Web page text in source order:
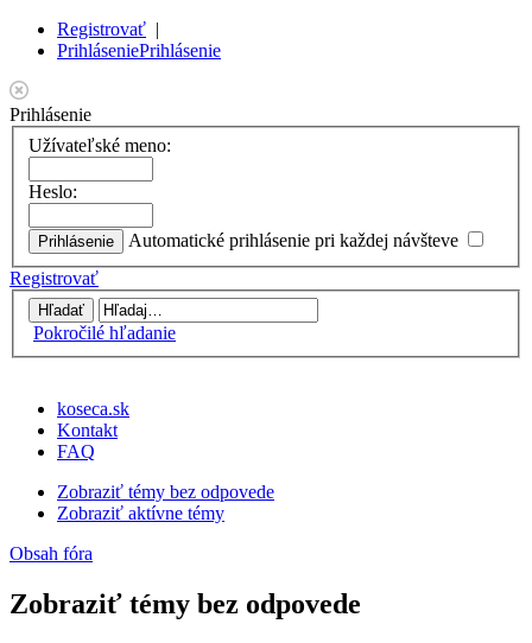
Registrovať |
PrihláseniePrihlásenie
Prihlásenie
Užívateľské meno:
Heslo:
Automatické prihlásenie pri každej návšteve
Registrovať
Pokročilé hľadanie
koseca.sk
Kontakt
FAQ
Zobraziť témy bez odpovede
Zobraziť aktívne témy
Obsah fóra
Zobraziť témy bez odpovede